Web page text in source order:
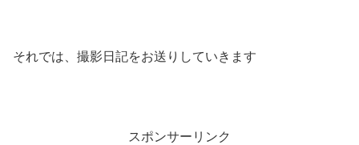
それでは、撮影日記をお送りしていきます
スポンサーリンク